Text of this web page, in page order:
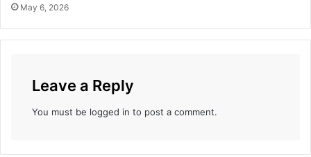
अ
ना
व
May 6, 2026
Leave a Reply
You must be logged in to post a comment.